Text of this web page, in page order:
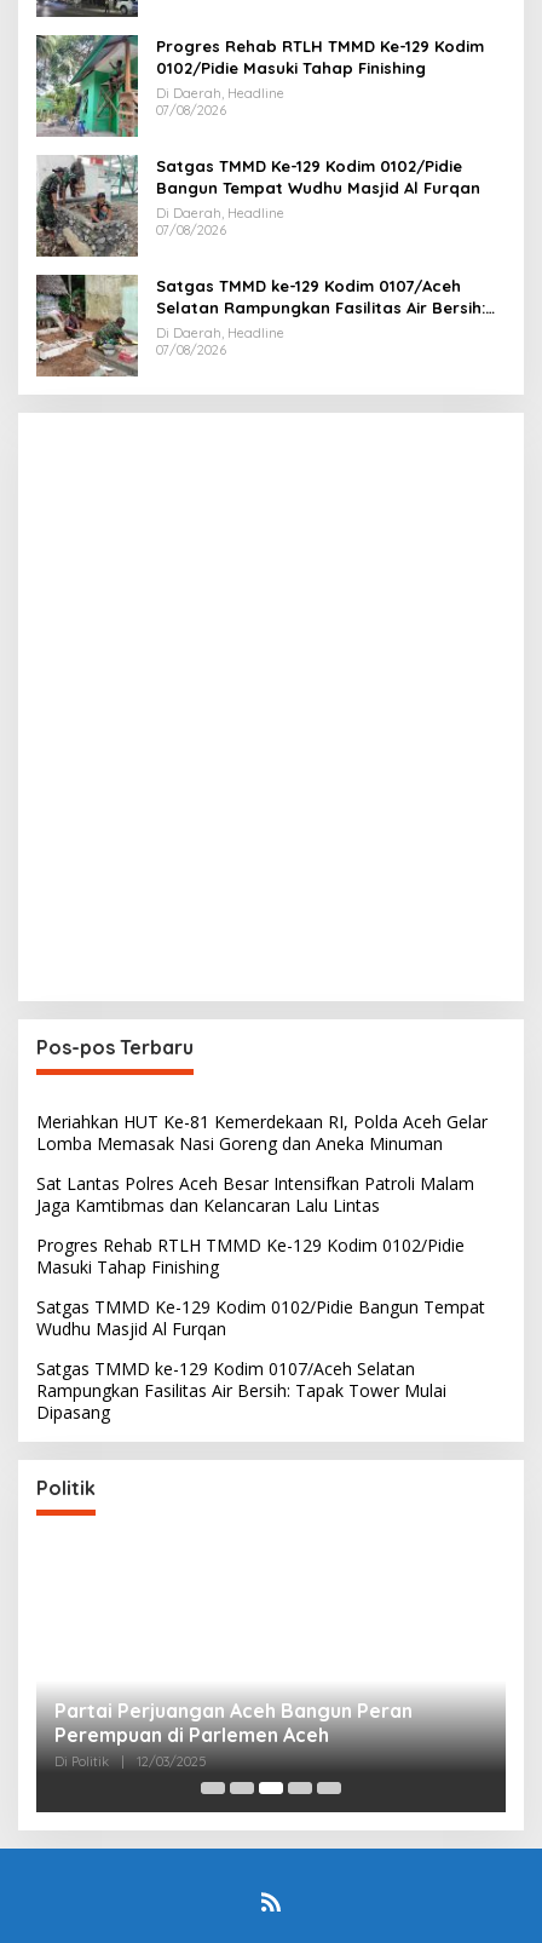
Progres Rehab RTLH TMMD Ke-129 Kodim
0102/Pidie Masuki Tahap Finishing
Di Daerah, Headline
07/08/2026
Satgas TMMD Ke-129 Kodim 0102/Pidie
Bangun Tempat Wudhu Masjid Al Furqan
Di Daerah, Headline
07/08/2026
Satgas TMMD ke-129 Kodim 0107/Aceh
Selatan Rampungkan Fasilitas Air Bersih:
Tapak Tower Mulai Dipasang
Di Daerah, Headline
07/08/2026
Pos-pos Terbaru
Meriahkan HUT Ke-81 Kemerdekaan RI, Polda Aceh Gelar
Lomba Memasak Nasi Goreng dan Aneka Minuman
Sat Lantas Polres Aceh Besar Intensifkan Patroli Malam
Jaga Kamtibmas dan Kelancaran Lalu Lintas
Progres Rehab RTLH TMMD Ke-129 Kodim 0102/Pidie
Masuki Tahap Finishing
Satgas TMMD Ke-129 Kodim 0102/Pidie Bangun Tempat
Wudhu Masjid Al Furqan
Satgas TMMD ke-129 Kodim 0107/Aceh Selatan
Rampungkan Fasilitas Air Bersih: Tapak Tower Mulai
Dipasang
Politik
Partai Perjuangan Aceh Bangun Peran
Perempuan di Parlemen Aceh
Di Politik 12/03/2025